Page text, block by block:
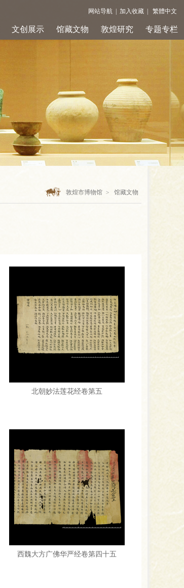
网站导航 加入收藏 繁體中文
文创展示 馆藏文物 敦煌研究 专题专栏
敦煌市博物馆 > 馆藏文物
北朝妙法莲花经卷第五
西魏大方广佛华严经卷第四十五